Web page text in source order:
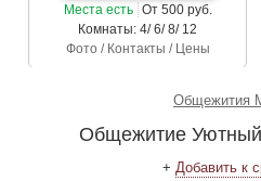
Места есть От 500 руб.
Комнаты: 4/ 6/ 8/ 12
Фото / Контакты / Цены
Общежития
Общежитие
+ Добавить к